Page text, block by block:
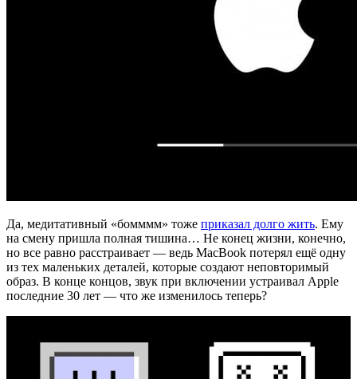
Да, медитативный «бомммм» тоже приказал долго жить. Ему
на смену пришла полная тишина… Не конец жизни, конечно,
но все равно расстраивает — ведь MacBook потерял ещё одну
из тех маленьких деталей, которые создают неповторимый
образ. В конце концов, звук при включении устраивал Apple
последние 30 лет — что же изменилось теперь?